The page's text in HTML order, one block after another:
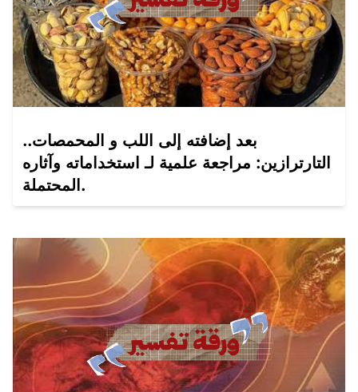
بعد إضافته إلى اللب و المحمصات..
التارترازين: مراجعة علمية لـ استخداماته وآثاره
المحتملة.